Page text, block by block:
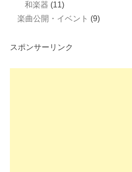
和楽器 (11)
楽曲公開・イベント (9)
スポンサーリンク